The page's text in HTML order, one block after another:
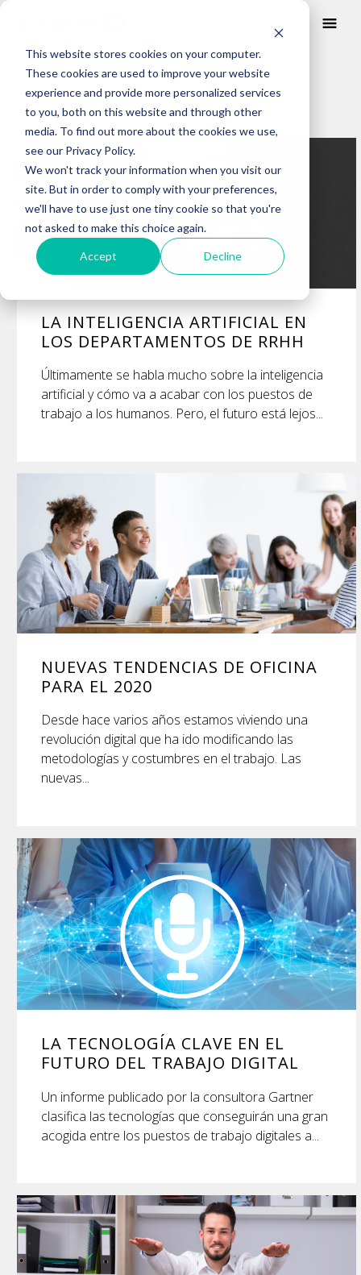
This website stores cookies on your computer.
These cookies are used to improve your website
experience and provide more personalized services
to you, both on this website and through other
media. To find out more about the cookies we use,
see our Privacy Policy.
We won't track your information when you visit our
site. But in order to comply with your preferences,
we'll have to use just one tiny cookie so that you're
not asked to make this choice again.
Accept Decline
BLOG
Posts about
Noticias (2)
LA INTELIGENCIA ARTIFICIAL EN
LOS DEPARTAMENTOS DE RRHH
Últimamente se habla mucho sobre la inteligencia
artificial y cómo va a acabar con los puestos de
trabajo a los humanos. Pero, el futuro está lejos...
NUEVAS TENDENCIAS DE OFICINA
PARA EL 2020
Desde hace varios años estamos viviendo una
revolución digital que ha ido modificando las
metodologías y costumbres en el trabajo. Las
nuevas...
LA TECNOLOGÍA CLAVE EN EL
FUTURO DEL TRABAJO DIGITAL
Un informe publicado por la consultora Gartner
clasifica las tecnologías que conseguirán una gran
acogida entre los puestos de trabajo digitales a...